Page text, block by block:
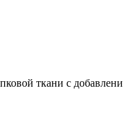
ткани с